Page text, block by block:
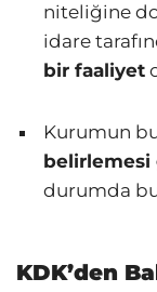
niteliğine
idare
bir faaliyet
Kurumun
belirlemesi
durumda
KDK’den